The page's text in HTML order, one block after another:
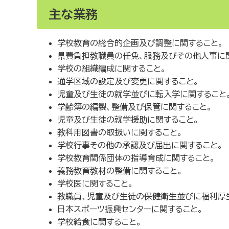
主な業務
学校教育の総合的企画及び調整に関すること。
県費負担教職員の任免、服務及びその他人事に
学校の組織編成に関すること。
通学区域の設定及び変更に関すること。
児童及び生徒の就学並びに転入学に関すること。
学齢簿の編製、整備及び保管に関すること。
児童及び生徒の就学援助に関すること。
教科用図書の取扱いに関すること。
学校行事その他の承認及び届出に関すること。
学校教育関係団体の指導育成に関すること。
義務教育教材の整備に関すること。
学校医に関すること。
教職員、児童及び生徒の保健衛生並びに福利厚
日本スポーツ振興センターに関すること。
学校給食に関すること。